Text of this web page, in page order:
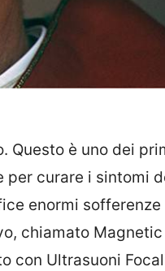
Questo è uno dei
curare i sintomi
enormi
chiamato Magnetic
con Ultrasuoni